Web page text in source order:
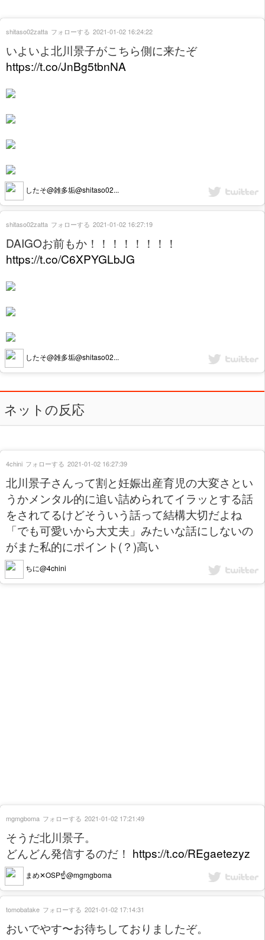
いよいよ北川景子がこちら側に来たぞ
https://t.co/JnBg5tbnNA
したそ@雑多垢@shitaso02...
shitaso02zatta フォローする 2021-01-02 16:24:22
DAIGOお前もか！！！！！！！！
https://t.co/C6XPYGLbJG
したそ@雑多垢@shitaso02...
shitaso02zatta フォローする 2021-01-02 16:27:19
ネットの反応
北川景子さんって割と妊娠出産育児の大変さとい
うかメンタル的に追い詰められてイラッとする話
をされてるけどそういう話って結構大切だよね
「でも可愛いから大丈夫」みたいな話にしないの
がまた私的にポイント(？)高い
ちに@4chini
4chini フォローする 2021-01-02 16:27:39
そうだ北川景子。
どんどん発信するのだ！ https://t.co/REgaetezyz
まめ✕OSP☝️@mgmgboma
mgmgboma フォローする 2021-01-02 17:21:49
おいでやす〜お待ちしておりましたぞ。
tomobatake フォローする 2021-01-02 17:14:31